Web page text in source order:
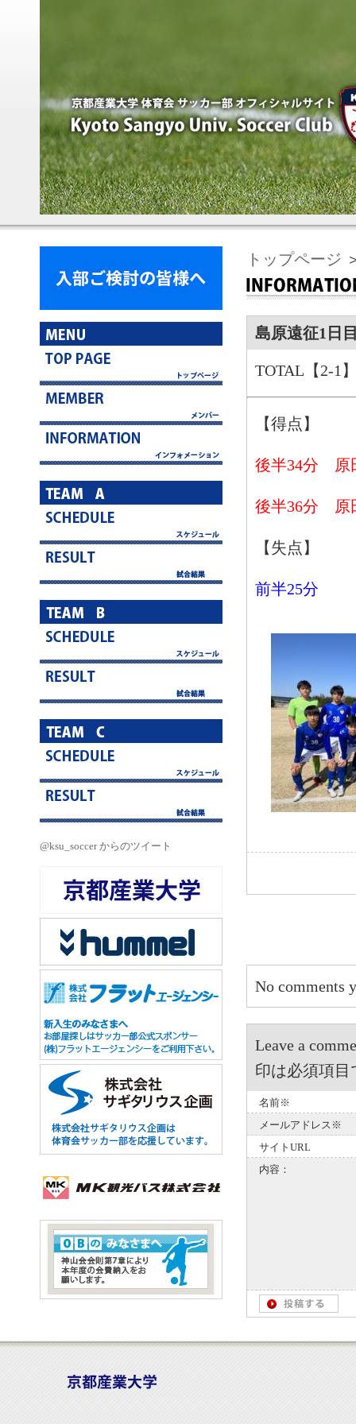
@ksu_soccer からのツイート
トップページ
島原遠征1
TOTAL【2-1
【得点】
後半34分 原
後半36分 原
【失点】
前半25分
No comments
Leave a
印は必須項目
名前※
メールアドレス※
サイトURL
内容：